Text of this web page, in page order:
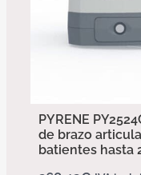
PYRENE
de brazo
batientes hasta